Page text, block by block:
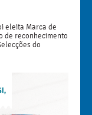
eleita Marca de
de reconhecimento
do